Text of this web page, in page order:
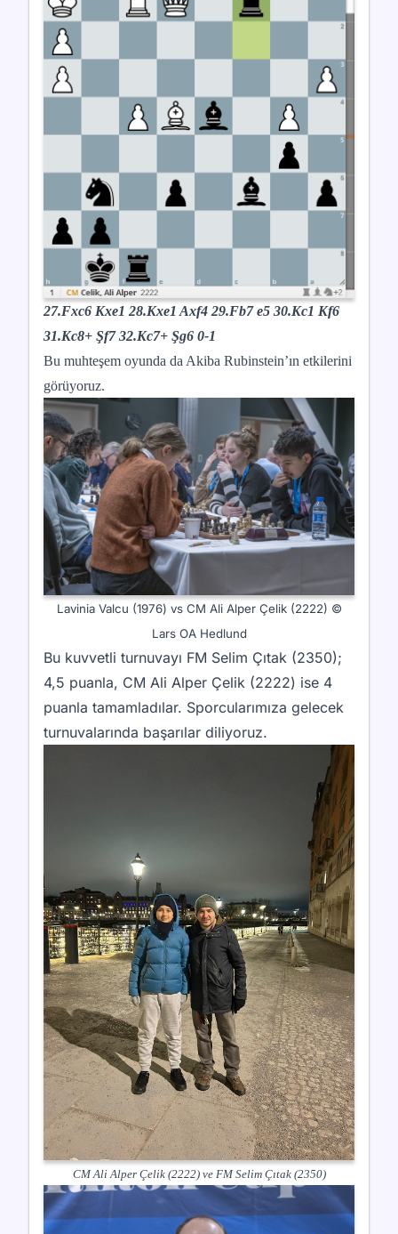
27.Fxc6 Kxe1 28.Kxe1 Axf4 29.Fb7 e5 30.Kc1 Kf6
31.Kc8+ Şf7 32.Kc7+ Şg6 0-1
Bu muhteşem oyunda da Akiba Rubinstein’ın etkilerini
görüyoruz.
Lavinia Valcu (1976) vs CM Ali Alper Çelik (2222) ©
Lars OA Hedlund
Bu kuvvetli turnuvayı FM Selim Çıtak (2350);
4,5 puanla, CM Ali Alper Çelik (2222) ise 4
puanla tamamladılar. Sporcularımıza gelecek
turnuvalarında başarılar diliyoruz.
CM Ali Alper Çelik (2222) ve FM Selim Çıtak (2350)